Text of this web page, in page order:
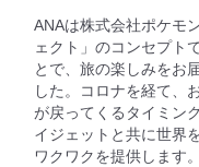
ANAは株式会社ポケモ
ェクト」のコンセプト
とで、旅の楽しみをお
した。コロナを経て、
が戻ってくるタイミン
イジェットと共に世界
ワクワクを提供します。